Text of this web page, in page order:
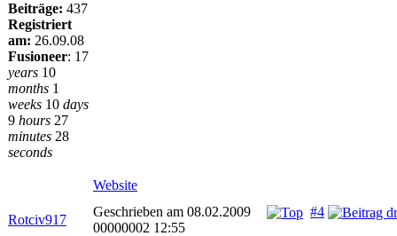
Beiträge: 437
Registriert
am: 26.09.08
Fusioneer: 17
years 10
months 1
weeks 10 days
9 hours 27
minutes 28
seconds
Website
Rotciv917
#4
Geschrieben am 08.02.2009
00000002 12:55